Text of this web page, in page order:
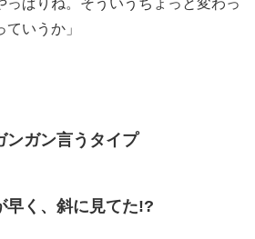
っぱりね。そういうちょっと変わっ
いうか」
ガン言うタイプ
く、斜に見てた!?